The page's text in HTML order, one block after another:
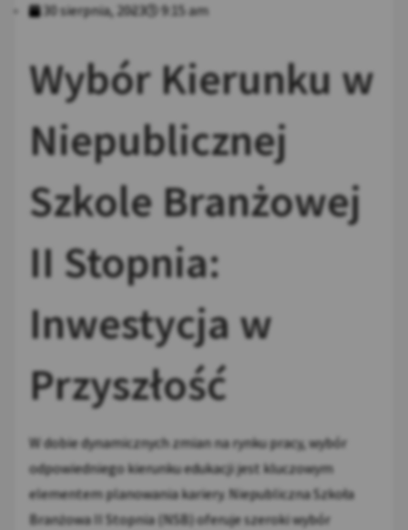
30 sierpnia, 2023 9:15 am
Wybór Kierunku w
Niepublicznej
Szkole Branżowej
II Stopnia:
Inwestycja w
Przyszłość
W dobie dynamicznych zmian na rynku pracy, wybór
odpowiedniego kierunku edukacji jest kluczowym
elementem planowania kariery. Niepubliczna Szkoła
Branżowa II Stopnia (NSB) oferuje szeroki wybór